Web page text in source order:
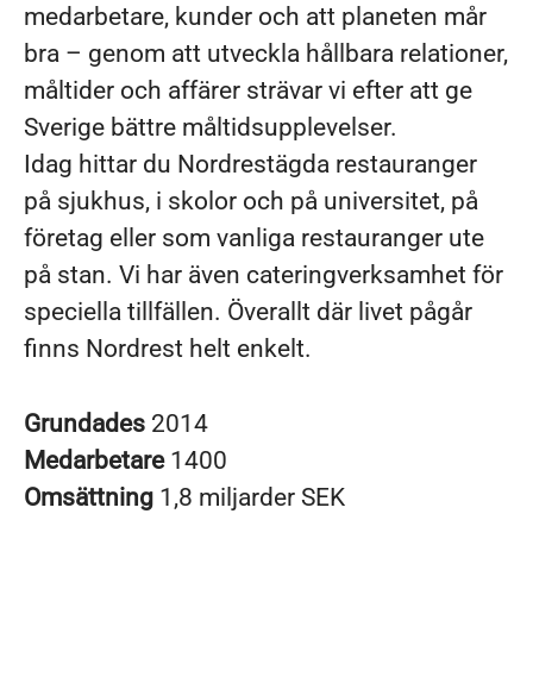
medarbetare, kunder och att planeten mår
bra – genom att utveckla hållbara relationer,
måltider och affärer strävar vi efter att ge
Sverige bättre måltidsupplevelser.
Idag hittar du Nordrestägda restauranger
på sjukhus, i skolor och på universitet, på
företag eller som vanliga restauranger ute
på stan. Vi har även cateringverksamhet för
speciella tillfällen. Överallt där livet pågår
finns Nordrest helt enkelt.
Grundades 2014
Medarbetare 1400
Omsättning 1,8 miljarder SEK